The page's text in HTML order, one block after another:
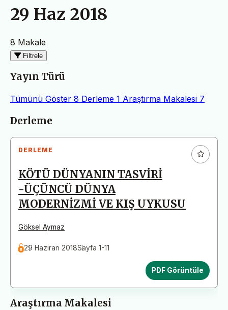
29 Haz 2018
8 Makale
Filtrele
Yayın Türü
Tümünü Göster 8 Derleme 1 Araştırma Makalesi 7
Makaleler
Derleme
DERLEME
KÖTÜ DÜNYANIN TASVİRİ
-ÜÇÜNCÜ DÜNYA
MODERNİZMİ VE KIŞ UYKUSU
Göksel Aymaz
29 Haziran 2018Sayfa 1-11
PDF Görüntüle
Araştırma Makalesi